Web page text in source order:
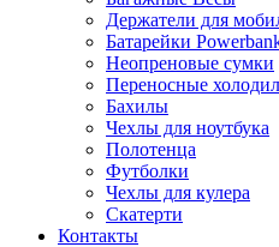
Держатели для
Батарейки
Неопреновые сумки
Переносные
Бахилы
Чехлы для ноутбука
Полотенца
Футболки
Чехлы для кулера
Скатерти
Контакты